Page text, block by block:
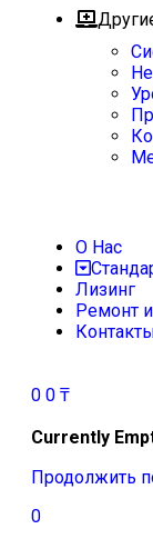
О Нас
Лизинг
Ремонт
0 0 ₸
Currently
Продолжить
0